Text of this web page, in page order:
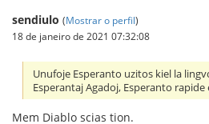
sendiulo (Mostrar o perfil)
18 de janeiro de 2021 07:32:08
Unufoje Esperanto uzitos kiel la
Esperantaj Agadoj, Esperanto
Mem Diablo scias tion.